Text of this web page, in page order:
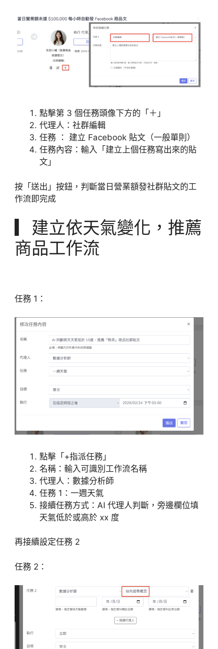
點擊第 3 個任務頭像下方的「＋」
代理人：社群編輯
任務 ： 建立 Facebook 貼文（一般單則）
任務內容：輸入「建立上個任務寫出來的貼
文」
按「送出」按鈕，判斷當日營業額發社群貼文的工
作流即完成
▎建立依天氣變化，推薦
商品工作流
任務 1：
點擊「+指派任務」
名稱：輸入可識別工作流名稱
代理人：數據分析師
任務 1：一週天氣
接續任務方式：AI 代理人判斷，旁邊欄位填
天氣低於或高於 xx 度
再接續設定任務 2
任務 2：